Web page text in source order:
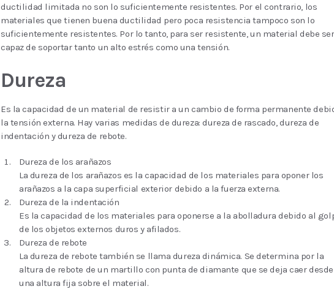
ductilidad limitada no son lo suficientemente resistentes. Por el contrario, los
materiales que tienen buena ductilidad pero poca resistencia tampoco son lo
suficientemente resistentes. Por lo tanto, para ser resistente, un material debe ser
capaz de soportar tanto un alto estrés como una tensión.
Dureza
Es la capacidad de un material de resistir a un cambio de forma permanente
la tensión externa. Hay varias medidas de dureza: dureza de rascado, dureza de
indentación y dureza de rebote.
Dureza de los arañazos
La dureza de los arañazos es la capacidad de los materiales para oponer los
arañazos a la capa superficial exterior debido a la fuerza externa.
Dureza de la indentación
Es la capacidad de los materiales para oponerse a la abolladura debido al
de los objetos externos duros y afilados.
Dureza de rebote
La dureza de rebote también se llama dureza dinámica. Se determina por la
altura de rebote de un martillo con punta de diamante que se deja caer desde
una altura fija sobre el material.